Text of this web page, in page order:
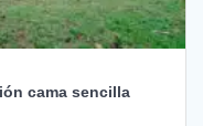
cama sencilla